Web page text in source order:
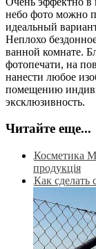
небо фото можно
идеальный
Неплохо
ванной комнате.
фотопечати, на
нанести любое
помещению
эксклюзивность.
Читайте еще...
Косметика
продукція
Как сделать